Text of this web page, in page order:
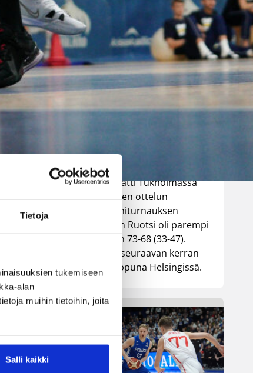
Tietoja
tukemiseen
alan
muihin tietoihin, joita
Salli kaikki
Ruotsi piirun
verran
Susiladiesia
parempi
Tukholmassa
Susiladies päätti Tukholmassa
pelatun kahden ottelun
mittaisen miniturnauksen
tappioon, kun Ruotsi oli parempi
loppulukemin 73-68 (33-47).
Suomi pelaa seuraavan kerran
ensi viikonloppuna Helsingissä.